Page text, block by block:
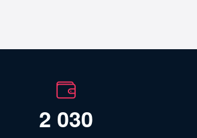
2 030